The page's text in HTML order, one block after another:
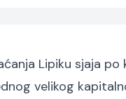
Lipiku sjaja
velikog